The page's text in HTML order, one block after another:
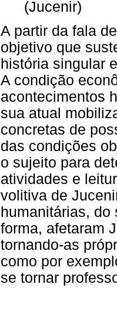
(Jucenir)
A partir da fala
objetivo que
história singular
A condição
acontecimentos
sua atual
concretas de
das condições
o sujeito para
atividades e
volitiva de
humanitárias,
forma, afetaram
tornando-as
como por
se tornar